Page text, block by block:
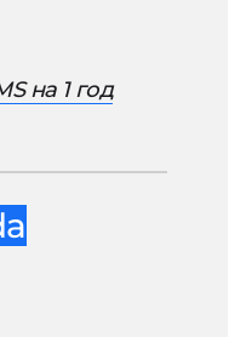
на 1 год